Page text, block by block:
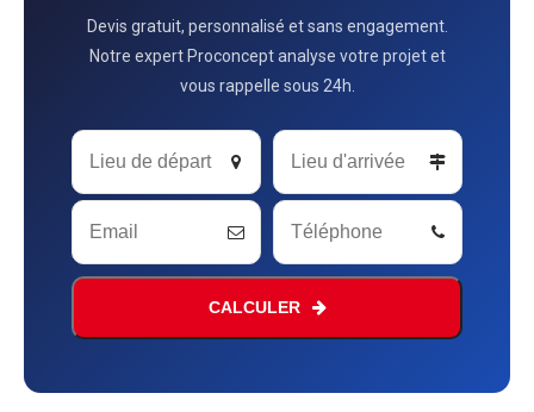
Devis gratuit, personnalisé et sans engagement.
Notre expert Proconcept analyse votre projet et
vous rappelle sous 24h.
Business
CALCULER